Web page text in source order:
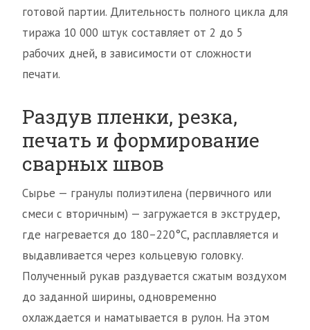
готовой партии. Длительность полного цикла для
тиража 10 000 штук составляет от 2 до 5
рабочих дней, в зависимости от сложности
печати.
Раздув пленки, резка,
печать и формирование
сварных швов
Сырье — гранулы полиэтилена (первичного или
смеси с вторичным) — загружается в экструдер,
где нагревается до 180–220°C, расплавляется и
выдавливается через кольцевую головку.
Полученный рукав раздувается сжатым воздухом
до заданной ширины, одновременно
охлаждается и наматывается в рулон. На этом